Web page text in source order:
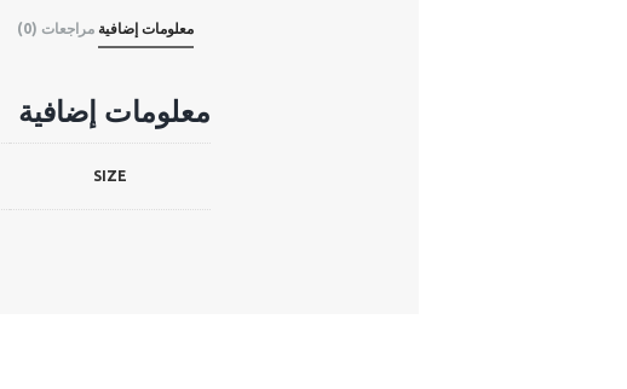
معلومات إضافية مراجعات (0)
معلومات إضافية
SIZE